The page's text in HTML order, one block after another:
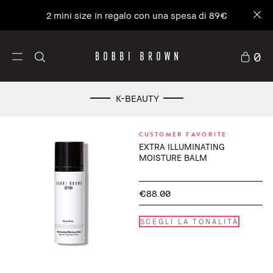
2 mini size in regalo con una spesa di 89€
0
K-BEAUTY
CUSTOMER FAVORITE
EXTRA ILLUMINATING
MOISTURE BALM
€88.00
SCEGLI LA TONALITÀ